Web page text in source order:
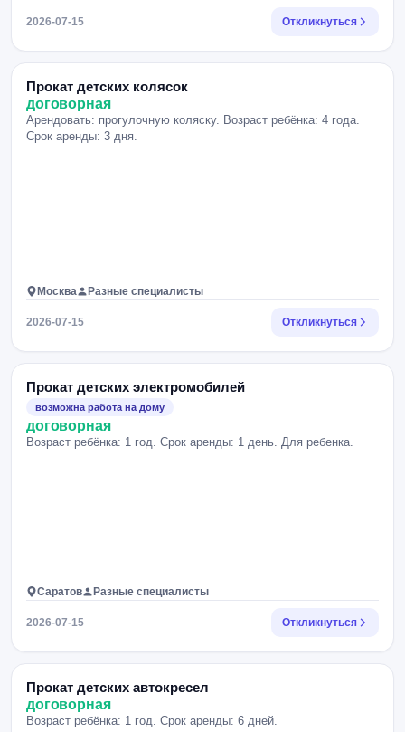
2026-07-15 Откликнуться
Прокат детских колясок
договорная
Арендовать: прогулочную коляску. Возраст ребёнка: 4 года.
Срок аренды: 3 дня.
Москва Разные специалисты
2026-07-15 Откликнуться
Прокат детских электромобилей
возможна работа на дому
договорная
Возраст ребёнка: 1 год. Срок аренды: 1 день. Для ребенка.
Саратов Разные специалисты
2026-07-15 Откликнуться
Прокат детских автокресел
договорная
Возраст ребёнка: 1 год. Срок аренды: 6 дней.